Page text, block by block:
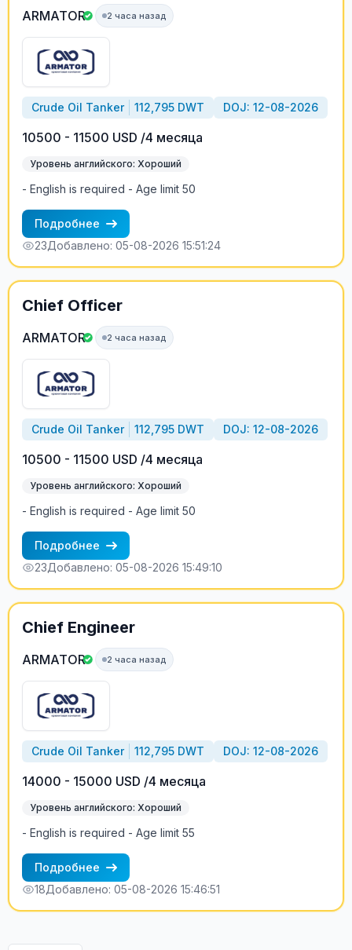
certificates for consideration.
ARMATOR 2 часа назад
Crude Oil Tanker 112,795 DWT DOJ: 12-08-2026
10500 - 11500 USD /4 месяца
Уровень английского: Хороший
- English is required - Age limit 50
Подробнее
23Добавлено: 05-08-2026 15:51:24
Chief Officer
ARMATOR 2 часа назад
Crude Oil Tanker 112,795 DWT DOJ: 12-08-2026
10500 - 11500 USD /4 месяца
Уровень английского: Хороший
- English is required - Age limit 50
Подробнее
23Добавлено: 05-08-2026 15:49:10
Chief Engineer
ARMATOR 2 часа назад
Crude Oil Tanker 112,795 DWT DOJ: 12-08-2026
14000 - 15000 USD /4 месяца
Уровень английского: Хороший
- English is required - Age limit 55
Подробнее
18Добавлено: 05-08-2026 15:46:51